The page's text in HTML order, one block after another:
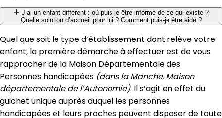
Quelle solution d’accueil pour lui ? Comment puis-je être aidé ?
Quel que soit le type d’établissement dont relève votre
enfant, la première démarche à effectuer est de vous
rapprocher de la Maison Départementale des
Personnes handicapées (dans la Manche, Maison
départementale de l’Autonomie). Il s’agit en effet du
guichet unique auprès duquel les personnes
handicapées et leurs proches peuvent disposer de toute